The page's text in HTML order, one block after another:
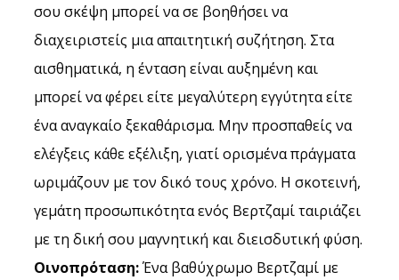
σου σκέψη μπορεί να σε βοηθήσει να
διαχειριστείς μια απαιτητική συζήτηση. Στα
αισθηματικά, η ένταση είναι αυξημένη και
μπορεί να φέρει είτε μεγαλύτερη εγγύτητα είτε
ένα αναγκαίο ξεκαθάρισμα. Μην προσπαθείς να
ελέγξεις κάθε εξέλιξη, γιατί ορισμένα πράγματα
ωριμάζουν με τον δικό τους χρόνο. Η σκοτεινή,
γεμάτη προσωπικότητα ενός Βερτζαμί ταιριάζει
με τη δική σου μαγνητική και διεισδυτική φύση.
Οινοπρόταση: Ένα βαθύχρωμο Βερτζαμί με